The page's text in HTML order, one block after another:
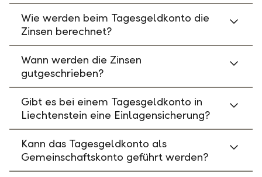
Wie werden beim Tagesgeldkonto die
Zinsen berechnet?
Wann werden die Zinsen
gutgeschrieben?
Gibt es bei einem Tagesgeldkonto in
Liechtenstein eine Einlagensicherung?
Kann das Tagesgeldkonto als
Gemeinschaftskonto geführt werden?